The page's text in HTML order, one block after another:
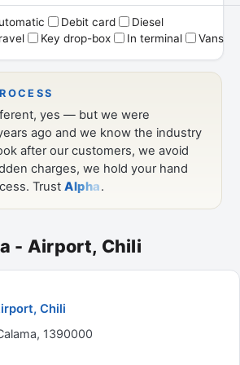
- Airport, Chili
Chili
1390000